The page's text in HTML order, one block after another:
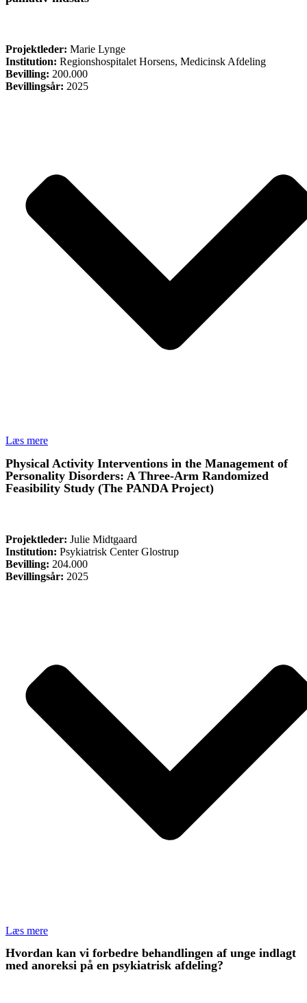
Projektleder: Marie Lynge
Institution: Regionshospitalet Horsens, Medicinsk Afdeling
Bevilling: 200.000
Bevillingsår: 2025
Læs mere
Physical Activity Interventions in the Management of
Personality Disorders: A Three-Arm Randomized
Feasibility Study (The PANDA Project)
Projektleder: Julie Midtgaard
Institution: Psykiatrisk Center Glostrup
Bevilling: 204.000
Bevillingsår: 2025
Læs mere
Hvordan kan vi forbedre behandlingen af unge indlagt
med anoreksi på en psykiatrisk afdeling?